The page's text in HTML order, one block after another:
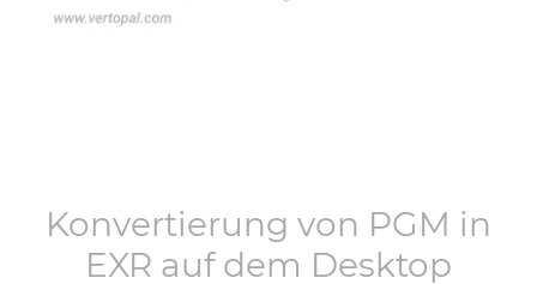
Konvertierung von PGM in
EXR auf dem Desktop